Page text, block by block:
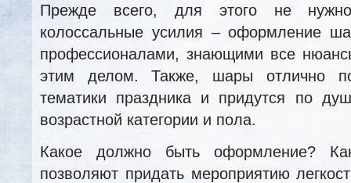
Прежде всего, для этого не
колоссальные усилия – оформление
профессионалами, знающими все
этим делом. Также, шары отлично
тематики праздника и придутся по
возрастной категории и пола.
Какое должно быть оформление?
позволяют придать мероприятию